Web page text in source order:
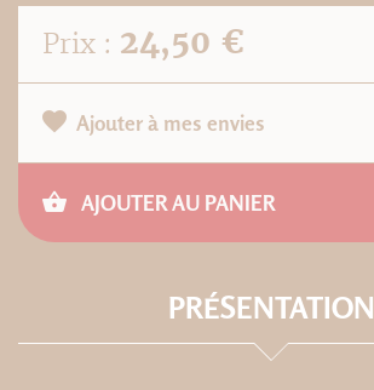
Prix : 24,50 €
Ajouter à mes envies
AJOUTER AU PANIER
PRÉSENTATION